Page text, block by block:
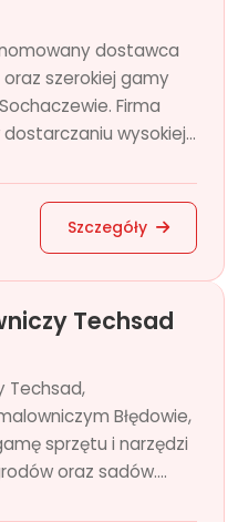
dostawca
szerokiej gamy
Firma
wysokiej...
Szczegóły
Techsad
Techsad,
Błędowie,
sprzętu i narzędzi
oraz sadów....